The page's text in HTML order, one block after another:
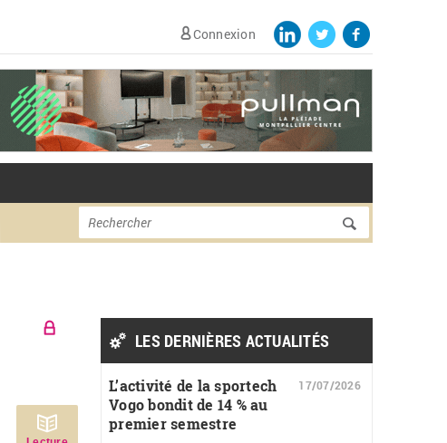
Connexion
Formulaire de
Rechercher
LES DERNIÈRES ACTUALITÉS
L’activité de la sportech
Vogo bondit de 14 % au
premier semestre
17/07/2026